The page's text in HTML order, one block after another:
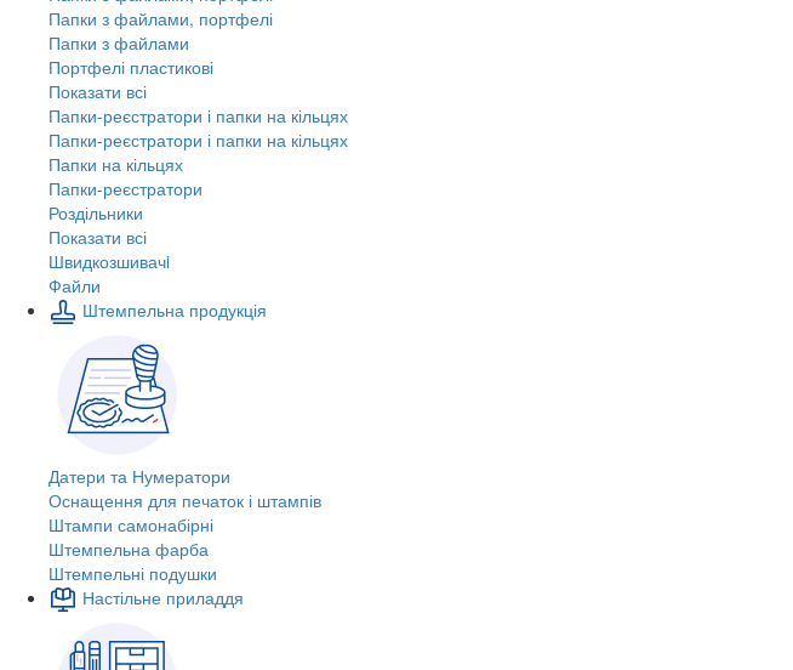
Папки з файлами, портфелі
Папки з файлами
Портфелі пластикові
Показати всі
Папки-реєстратори і папки на кільцях
Папки-реєстратори і папки на кільцях
Папки на кільцях
Папки-реєстратори
Роздільники
Показати всі
Швидкозшивачi
Файли
Штемпельна продукція
Датери та Нумератори
Оснащення для печаток і штампів
Штампи самонабірні
Штемпельна фарба
Штемпельні подушки
Настільне приладдя